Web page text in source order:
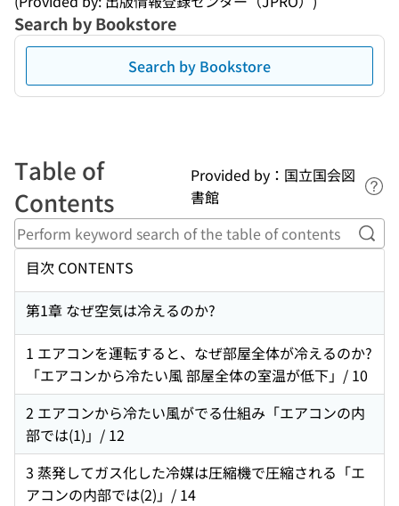
Search by Bookstore
Search by Bookstore
Table of
Contents
Provided by：国立国会図
書館
目次 CONTENTS
第1章 なぜ空気は冷えるのか?
1 エアコンを運転すると、なぜ部屋全体が冷えるのか?
「エアコンから冷たい風 部屋全体の室温が低下」/ 10
2 エアコンから冷たい風がでる仕組み「エアコンの内
部では(1)」/ 12
3 蒸発してガス化した冷媒は圧縮機で圧縮される「エ
アコンの内部では(2)」/ 14